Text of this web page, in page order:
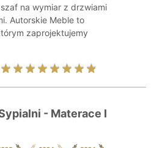
na wymiar z drzwiami
Autorskie Meble to
zaprojektujemy
- Materace I